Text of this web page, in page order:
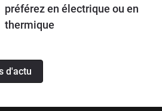
préférez en électrique ou en
thermique
d'actu